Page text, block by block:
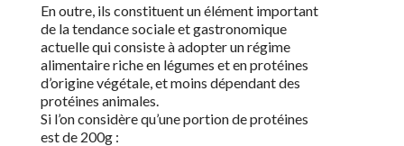
En outre, ils constituent un élément important
de la tendance sociale et gastronomique
actuelle qui consiste à adopter un régime
alimentaire riche en légumes et en protéines
d’origine végétale, et moins dépendant des
protéines animales.
Si l’on considère qu’une portion de protéines
est de 200g :